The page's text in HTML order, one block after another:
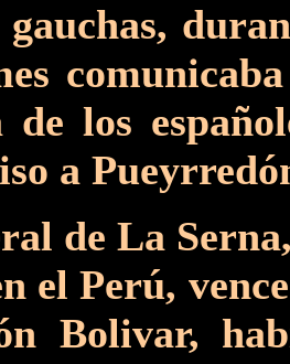
de los
a
de La
el Perú,
Bolivar,